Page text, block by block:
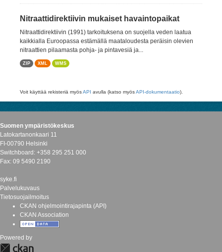
Nitraattidirektiivin mukaiset havaintopaikat
Nitraattidirektiivin (1991) tarkoituksena on suojella veden laatua
kaikkialla Euroopassa estämällä maataloudesta peräisin olevien
nitraattien pilaamasta pohja- ja pintavesiä ja...
ZIP XML WMS
Voit käyttää rekisteriä myösAPI avulla (katso myösAPI-dokumentaatio).
Suomen ympäristökeskus
Latokartanonkaari 11
FI-00790 Helsinki
Switchboard: +358 295 251 000
Fax: 09 5490 2190
syke.fi
Palvelukuvaus
Tietosuojailmoitus
CKAN ohjelmointirajapinta (API)
CKAN Association
Powered by